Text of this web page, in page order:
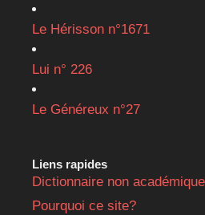
Le Hérisson n°1671
Lui n° 226
Le Généreux n°27
Liens rapides
Dictionnaire non académique
Pourquoi ce site?